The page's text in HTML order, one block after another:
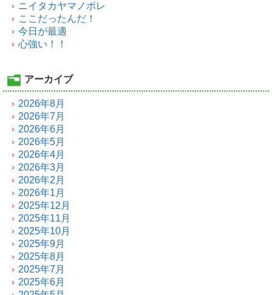
ニイタカヤマノボレ
ここだったんだ！
今日が最適
心強い！！
アーカイブ
2026年8月
2026年7月
2026年6月
2026年5月
2026年4月
2026年3月
2026年2月
2026年1月
2025年12月
2025年11月
2025年10月
2025年9月
2025年8月
2025年7月
2025年6月